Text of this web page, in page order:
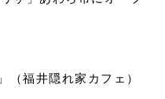
（福井隠れ家カフェ）